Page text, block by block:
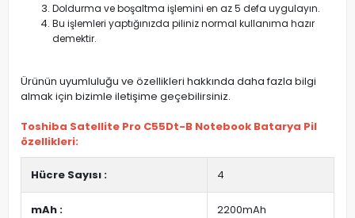
Doldurma ve boşaltma işlemini en az 5 defa uygulayın.
Bu işlemleri yaptığınızda piliniz normal kullanıma hazır
demektir.
Ürünün uyumluluğu ve özellikleri hakkında daha fazla bilgi
almak için bizimle iletişime geçebilirsiniz.
Toshiba Satellite Pro C55Dt-B Notebook Batarya Pil
özellikleri:
Hücre Sayısı : 4
mAh : 2200mAh